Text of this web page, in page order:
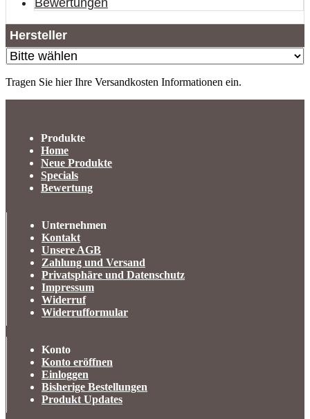
Bewertungen
Hersteller
Tragen Sie hier Ihre Versandkosten Informationen ein.
Produkte
Home
Neue Produkte
Specials
Bewertung
Unternehmen
Kontakt
Unsere AGB
Zahlung und Versand
Privatsphäre und Datenschutz
Impressum
Widerruf
Widerrufformular
Konto
Konto eröffnen
Einloggen
Bisherige Bestellungen
Produkt Updates